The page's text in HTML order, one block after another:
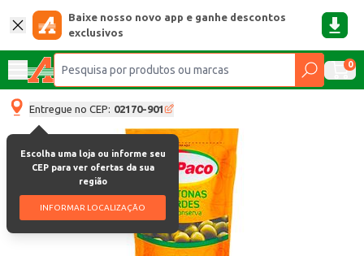
Baixe nosso novo app e ganhe descontos
exclusivos
0
Entregue no CEP: 02170-901
Escolha uma loja ou informe seu
CEP para ver ofertas da sua
região
INFORMAR LOCALIZAÇÃO